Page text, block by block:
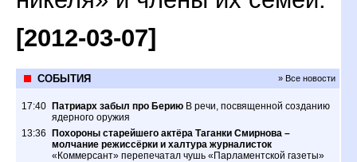
[2012-03-07]
СОБЫТИЯ » Все новости
17:40 Патриарх забыл про Берию В речи, посвященной созданию
ядерного оружия
13:36 Похороны старейшего актёра Таганки Смирнова –
молчание режиссёрки и халтура журналисток
«Коммерсант» перепечатал чушь «Парламентской газеты»